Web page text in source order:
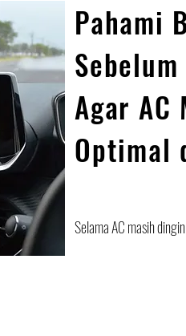
Pahami
Agar AC
Optimal
Selama AC masih